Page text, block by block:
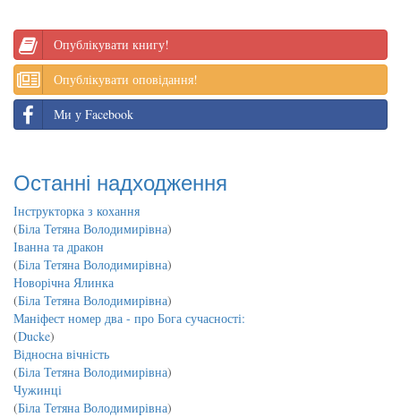
Опублікувати книгу!
Опублікувати оповідання!
Ми у Facebook
Останні надходження
Інструкторка з кохання
(Біла Тетяна Володимирівна)
Іванна та дракон
(Біла Тетяна Володимирівна)
Новорічна Ялинка
(Біла Тетяна Володимирівна)
Маніфест номер два - про Бога сучасності:
(Ducke)
Відносна вічність
(Біла Тетяна Володимирівна)
Чужинці
(Біла Тетяна Володимирівна)